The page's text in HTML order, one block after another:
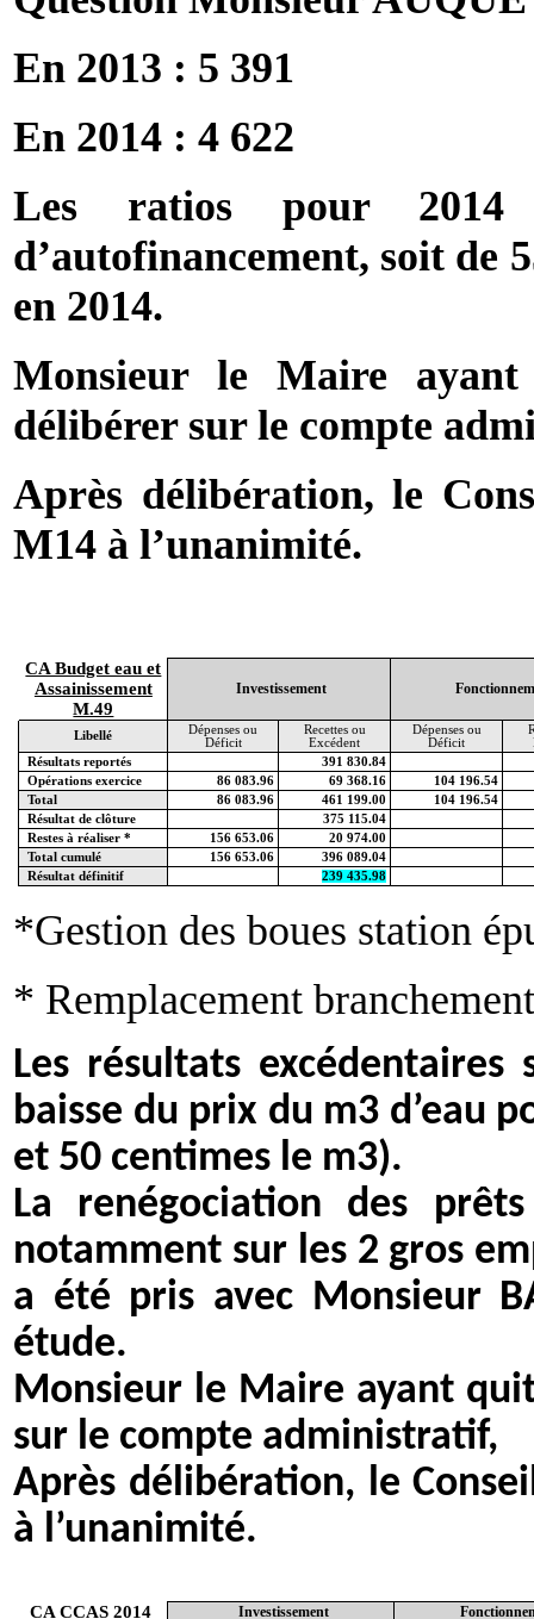
En 2013 : 5 391
En 2014 : 4 622
Les ratios pour 2014
d’autofinancement, soit de
en 2014.
Monsieur le Maire ayant
délibérer sur le compte
Après délibération, le
M14 à l’unanimité.
CA Budget eau et
Assainissement
M.49
Investissement
Libellé
Dépenses ou
Déficit
Recettes ou
Excédent
Dépenses ou
Déficit
Résultats reportés
391 830.84
Opérations exercice
86 083.96 69 368.16
104 196.54
Total
86 083.96 461 199.00
104 196.54
Résultat de clôture
375 115.04
Restes à réaliser *
156 653.06
20 974.00
Total cumulé
156 653.06
396 089.04
Résultat définitif
239 435.98
*Gestion des boues station
* Remplacement
Les résultats
baisse du prix du m3 d’eau
et 50 centimes le m3).
La renégociation des
notamment sur les 2 gros
a été pris avec Monsieur
étude.
Monsieur le Maire ayant
sur le compte administratif,
Après délibération, le
à l’unanimité.
CA CCAS 2014 Investissement